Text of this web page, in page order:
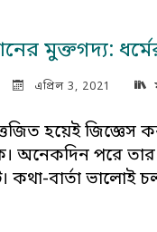
মুক্তগদ্য:
এপ্রিল 3, 2021
হয়েই জিজ্ঞেস
অনেকদিন পরে
কথা-বার্তা